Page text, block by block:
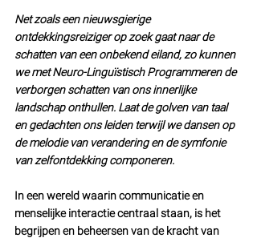
Net zoals een nieuwsgierige
ontdekkingsreiziger op zoek gaat naar de
schatten van een onbekend eiland, zo kunnen
we met Neuro-Linguïstisch Programmeren de
verborgen schatten van ons innerlijke
landschap onthullen. Laat de golven van taal
en gedachten ons leiden terwijl we dansen op
de melodie van verandering en de symfonie
van zelfontdekking componeren.
In een wereld waarin communicatie en
menselijke interactie centraal staan, is het
begrijpen en beheersen van de kracht van